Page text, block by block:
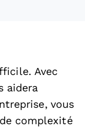
Avec
aidera
vous
complexité